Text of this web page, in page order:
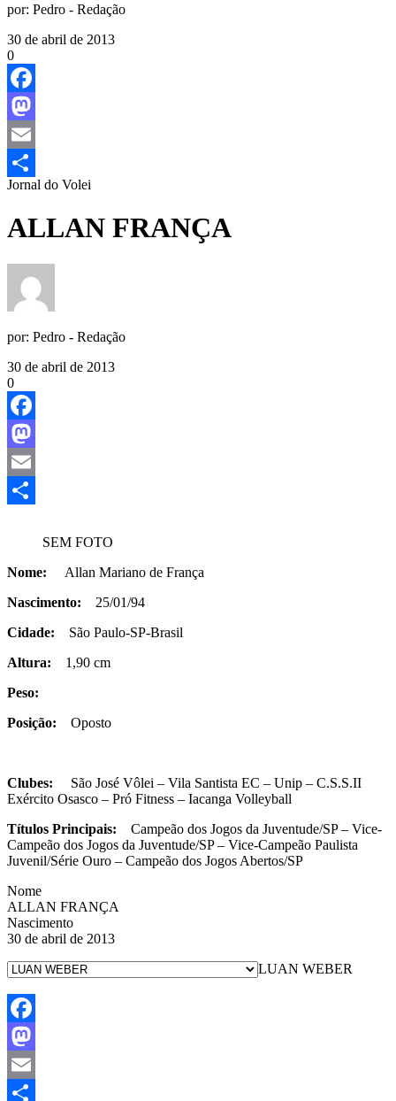
por: Pedro - Redação
30 de abril de 2013
0
Facebook
Mastodon
Email
Share
Jornal do Volei
ALLAN FRANÇA
por: Pedro - Redação
30 de abril de 2013
0
Facebook
Mastodon
Email
SEM FOTO
Nome: Allan Mariano de França
Nascimento: 25/01/94
Cidade: São Paulo-SP-Brasil
Altura: 1,90 cm
Peso:
Posição: Oposto
Clubes: São José Vôlei – Vila Santista EC – Unip – C.S.S.II
Exército Osasco – Pró Fitness – Iacanga Volleyball
Títulos Principais: Campeão dos Jogos da Juventude/SP – Vice-
Campeão dos Jogos da Juventude/SP – Vice-Campeão Paulista
Juvenil/Série Ouro – Campeão dos Jogos Abertos/SP
Nome
ALLAN FRANÇA
Nascimento
30 de abril de 2013
LUAN WEBER
Facebook
Mastodon
Email